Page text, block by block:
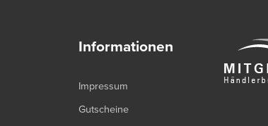
Informationen
Impressum
Gutscheine